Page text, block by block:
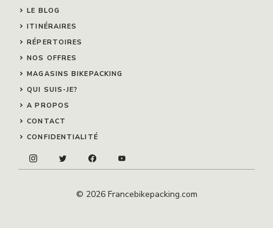
LE BLOG
ITINÉRAIRES
RÉPERTOIRES
NOS OFFRES
MAGASINS BIKEPACKING
QUI SUIS-JE?
A PROPOS
CONTACT
CONFIDENTIALITÉ
© 2026 Francebikepacking.com